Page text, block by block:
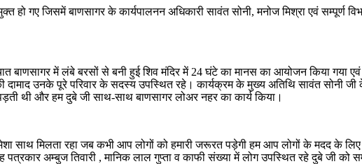
गए जिसमें बाणसागर के कार्यपालनन अधिकारी सावंत सोनी, मनोज मिश्रा एवं सम्पूर्ण
बाणसागर में लंबे बरसों से बनी हुई शिव मंदिर में 24 घंटे का मानस का आयोजन किया गया
उनके पूरे परिवार के सदस्य उपस्थित रहे। कार्यक्रम के मुख्य अतिथि सावंत सोनी जी के
थी और हम दुबे जी साथ-साथ बाणसागर लोअर नहर का कार्य किया।
साथ मिलता रहा जब कभी आप लोगों को हमारी जरूरत पड़ेगी हम आप लोगों के मदद के
अम्बुज तिवारी , मानिक लाल गुप्ता व काफी संख्या में लोग उपस्थित रहे दुबे जी को